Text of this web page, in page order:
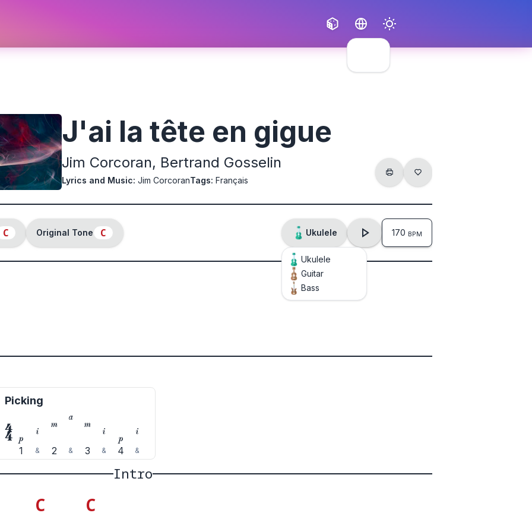
J'ai la tête en gigue
Jim Corcoran, Bertrand Gosselin
Lyrics and Music: Jim CorcoranTags: Français
C Original Tone C Ukulele
Ukulele
Guitar
Bass
170 BPM
Picking
 







1 & 2 & 3 & 4 &
Intro
C C